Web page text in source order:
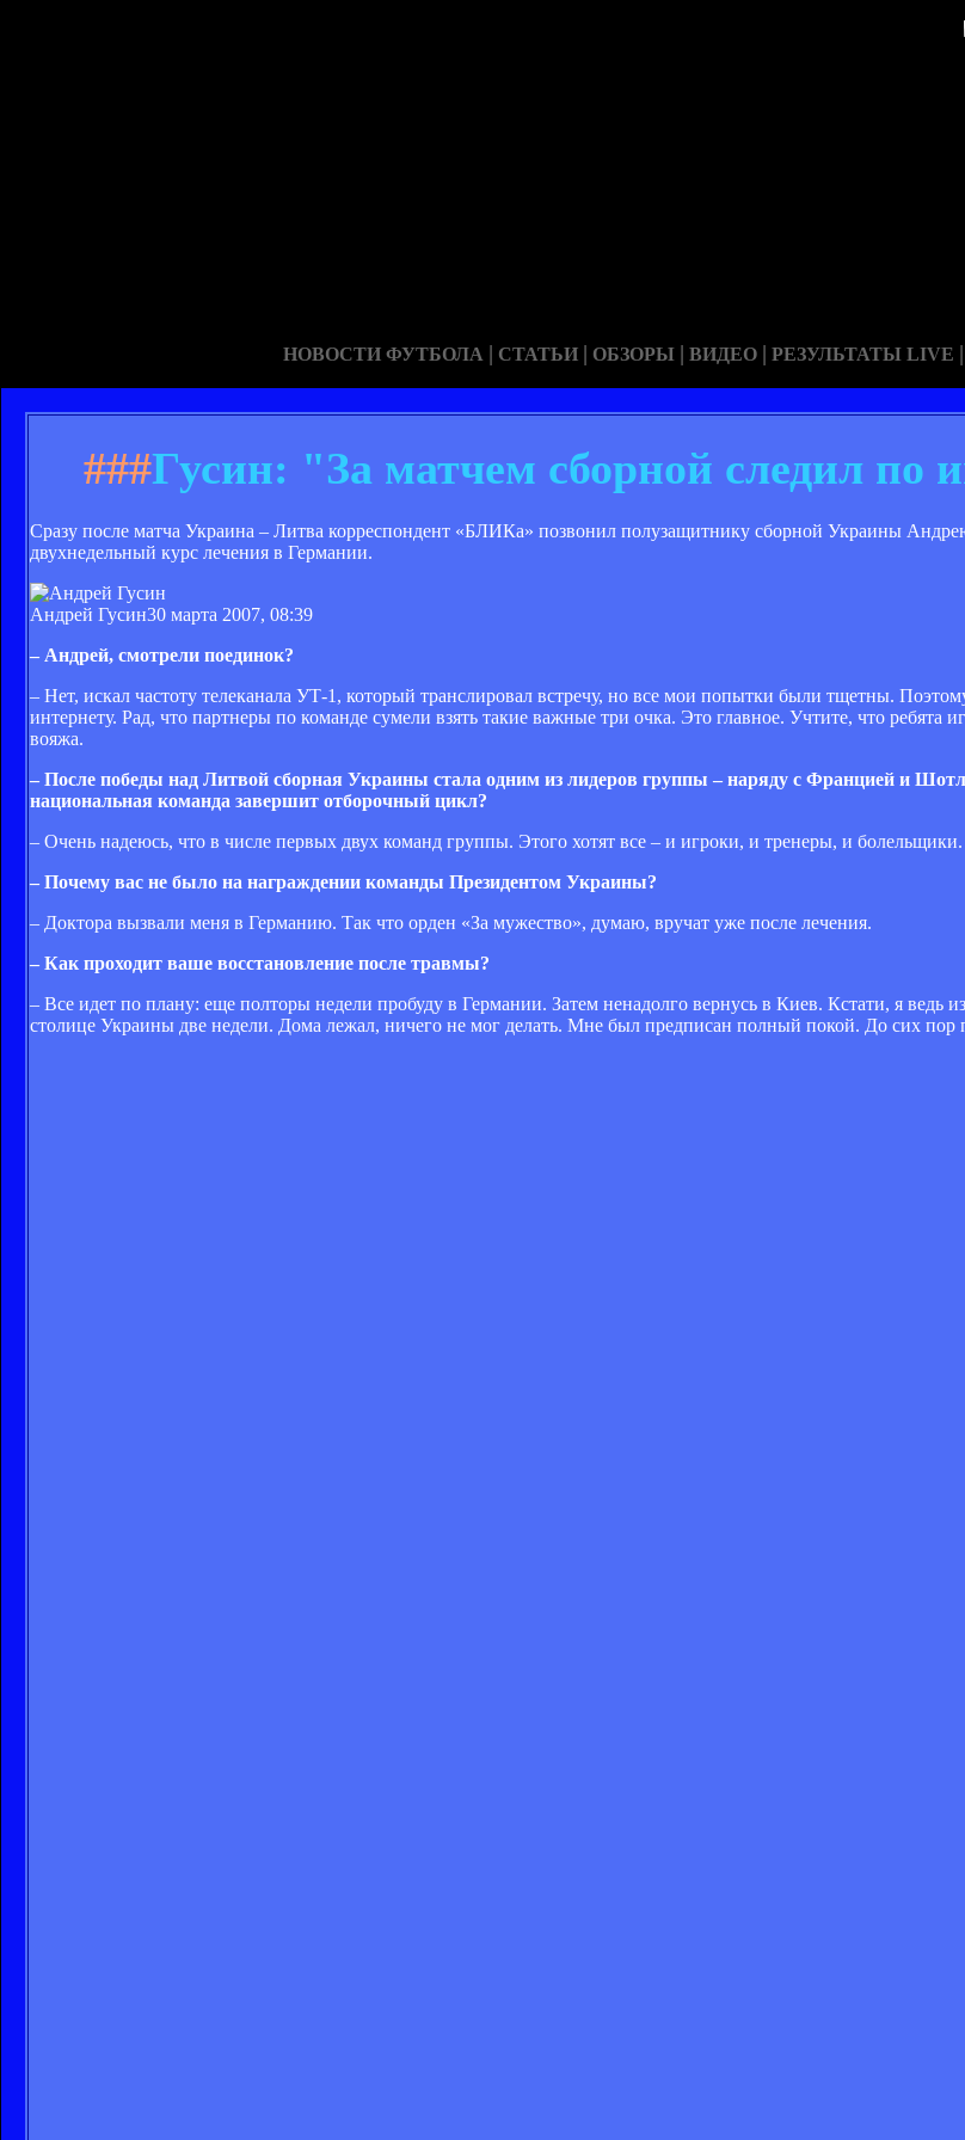
НОВОСТИ ФУТБОЛА | СТАТЬИ | ОБЗОРЫ | ВИДЕО | РЕЗУЛЬТАТЫ LIVE |
###Гусин: "За матчем сборной следил по
Сразу после матча Украина – Литва корреспондент «БЛИКа» позвонил полузащитнику сборной Украины
двухнедельный курс лечения в Германии.
Андрей Гусин30 марта 2007, 08:39
– Андрей, смотрели поединок?
– Нет, искал частоту телеканала УТ-1, который транслировал встречу, но все мои попытки были тщетны.
интернету. Рад, что партнеры по команде сумели взять такие важные три очка. Это главное. Учтите, что ребята
вояжа.
– После победы над Литвой сборная Украины стала одним из лидеров группы – наряду с Францией и
национальная команда завершит отборочный цикл?
– Очень надеюсь, что в числе первых двух команд группы. Этого хотят все – и игроки, и тренеры, и болельщики.
– Почему вас не было на награждении команды Президентом Украины?
– Доктора вызвали меня в Германию. Так что орден «За мужество», думаю, вручат уже после лечения.
– Как проходит ваше восстановление после травмы?
– Все идет по плану: еще полторы недели пробуду в Германии. Затем ненадолго вернусь в Киев. Кстати, я ведь
столице Украины две недели. Дома лежал, ничего не мог делать. Мне был предписан полный покой. До сих пор